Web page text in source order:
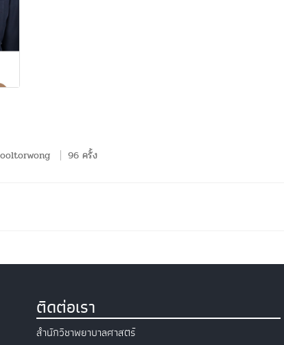
96 ครั้ง
ติดต่อเรา
สำนักวิชาพยาบาลศาสตร์